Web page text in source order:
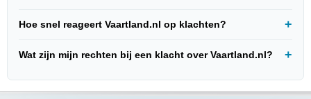
Hoe snel reageert Vaartland.nl op klachten?
Wat zijn mijn rechten bij een klacht over Vaartland.nl?